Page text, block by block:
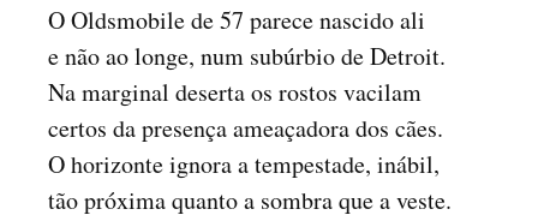
O Oldsmobile de 57 parece nascido ali
e não ao longe, num subúrbio de Detroit.
Na marginal deserta os rostos vacilam
certos da presença ameaçadora dos cães.
O horizonte ignora a tempestade, inábil,
tão próxima quanto a sombra que a veste.